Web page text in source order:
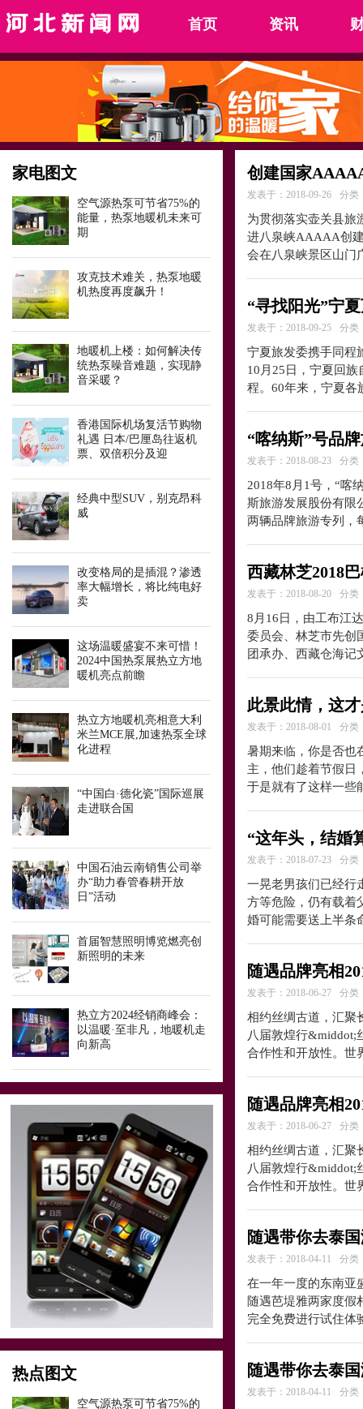
首页 资讯
家电图文
空气源热泵可节省75%的
能量，热泵地暖机未来可
期
攻克技术难关，热泵地暖
机热度再度飙升！
地暖机上楼：如何解决传
统热泵噪音难题，实现静
音采暖？
香港国际机场复活节购物
礼遇 日本/巴厘岛往返机
票、双倍积分及迎
经典中型SUV，别克昂科
威
改变格局的是插混？渗透
率大幅增长，将比纯电好
卖
这场温暖盛宴不来可惜！​
2024中国热泵展热立方地
暖机亮点前瞻
热立方地暖机亮相意大利
米兰MCE展,加速热泵全球
化进程
“中国白·德化瓷”国际巡展
走进联合国
中国石油云南销售公司举
办“助力春管春耕开放
日”活动
首届智慧照明博览燃亮创
新照明的未来
热立方2024经销商峰会：
以温暖·至非凡，地暖机走
向新高
热点图文
空气源热泵可节省75%的
创建国家
发表于：2018-09-26 分类
为贯彻落实壶关县旅
进八泉峡AAAAA创
会在八泉峡景区山门
“寻找阳光”宁
发表于：2018-09-25 分类
宁夏旅发委携手同程
10月25日，宁夏回
程。60年来，宁夏各
“喀纳斯”号品
发表于：2018-08-23 分类
2018年8月1号，“喀
斯旅游发展股份有限
两辆品牌旅游专列，
西藏林芝2018
发表于：2018-08-20 分类
8月16日，由工布江
委员会、林芝市先创
团承办、西藏仓海记
此景此情，这
发表于：2018-08-01 分类
暑期来临，你是否也
主，他们趁着节假日
于是就有了这样一些
“这年头，结婚
发表于：2018-07-23 分类
一晃老男孩们已经行
方等危险，仍有载着
婚可能需要送上半条
随遇品牌亮相
发表于：2018-06-27 分类
相约丝绸古道，汇聚
八届敦煌行&middot;
合作性和开放性。世
随遇品牌亮相
发表于：2018-06-27 分类
相约丝绸古道，汇聚
八届敦煌行&middot;
合作性和开放性。世
随遇带你去泰
发表于：2018-04-11 分类
在一年一度的东南亚
随遇芭堤雅两家度假
完全免费进行试住体
随遇带你去泰
发表于：2018-04-11 分类